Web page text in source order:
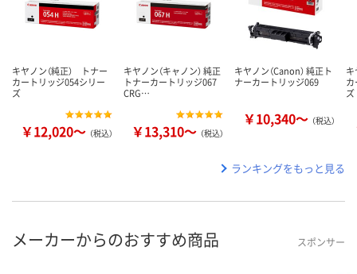
キヤノン（純正） トナー
カートリッジ054シリー
ズ
￥12,020～ （税込）
キヤノン（キャノン） 純正
トナーカートリッジ067
CRG…
￥13,310～ （税込）
キヤノン（Canon） 純正ト
ナーカートリッジ069
￥10,340～ （税込）
ズ
ランキングをもっと見る
メーカーからのおすすめ商品 スポンサー